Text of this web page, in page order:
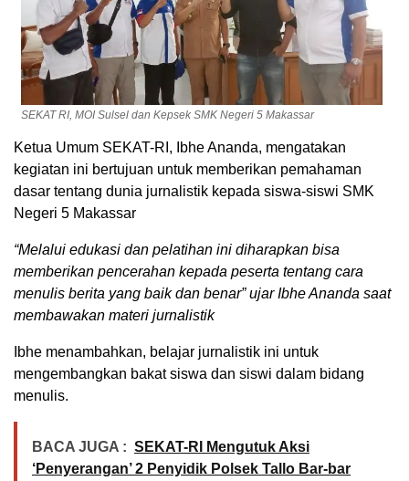
SEKAT RI, MOI Sulsel dan Kepsek SMK Negeri 5 Makassar
Ketua Umum SEKAT-RI, Ibhe Ananda, mengatakan
kegiatan ini bertujuan untuk memberikan pemahaman
dasar tentang dunia jurnalistik kepada siswa-siswi SMK
Negeri 5 Makassar
“Melalui edukasi dan pelatihan ini diharapkan bisa
memberikan pencerahan kepada peserta tentang cara
menulis berita yang baik dan benar” ujar Ibhe Ananda saat
membawakan materi jurnalistik
Ibhe menambahkan, belajar jurnalistik ini untuk
mengembangkan bakat siswa dan siswi dalam bidang
menulis.
BACA JUGA : SEKAT-RI Mengutuk Aksi
‘Penyerangan’ 2 Penyidik Polsek Tallo Bar-bar